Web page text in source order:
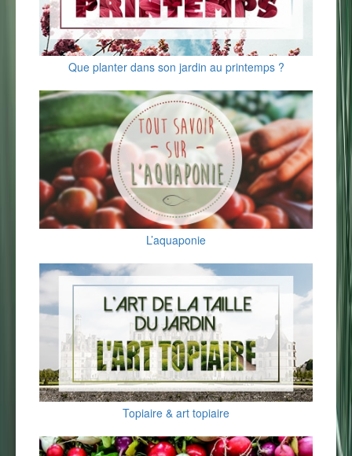
Que planter dans son jardin au printemps ?
L’aquaponie
Topiaire & art topiaire